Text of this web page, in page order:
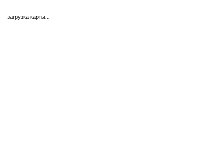
загрузка карты...